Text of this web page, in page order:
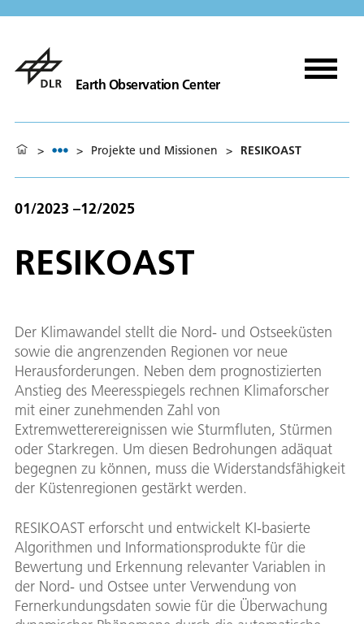
Earth Observation Center
> > Projekte und Missionen > RESIKOAST
01/2023 –12/2025
RESIKOAST
Der Klimawandel stellt die Nord- und Ostseeküsten
sowie die angrenzenden Regionen vor neue
Herausforderungen. Neben dem prognostizierten
Anstieg des Meeresspiegels rechnen Klimaforscher
mit einer zunehmenden Zahl von
Extremwetterereignissen wie Sturmfluten, Stürmen
oder Starkregen. Um diesen Bedrohungen adäquat
begegnen zu können, muss die Widerstandsfähigkeit
der Küstenregionen gestärkt werden.
RESIKOAST erforscht und entwickelt KI-basierte
Algorithmen und Informationsprodukte für die
Bewertung und Erkennung relevanter Variablen in
der Nord- und Ostsee unter Verwendung von
Fernerkundungsdaten sowie für die Überwachung